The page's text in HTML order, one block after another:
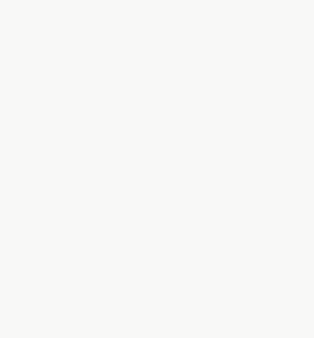
Так вареники
Есть немало
поделимся